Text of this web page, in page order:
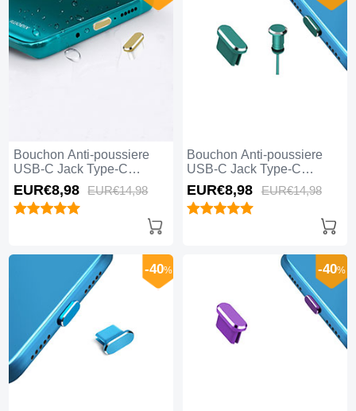
Bouchon Anti-poussiere
USB-C Jack Type-C
Universel H16 pour Apple
iPhone 15 Plus Or
EUR€8,98 EUR€14,98
Bouchon Anti-poussiere
USB-C Jack Type-C
Universel H15 pour Apple
iPhone 15 Plus Vert
EUR€8,98 EUR€14,98
-40% -40%